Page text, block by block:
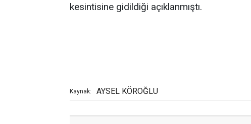
kesintisine gidildiği açıklanmıştı.
Kaynak: AYSEL KÖROĞLU